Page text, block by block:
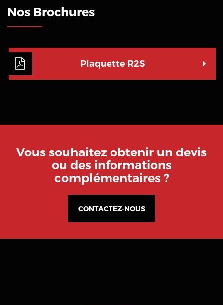
Nos Brochures
Plaquette R2S
Vous souhaitez obtenir un devis
ou des informations
complémentaires ?
CONTACTEZ-NOUS